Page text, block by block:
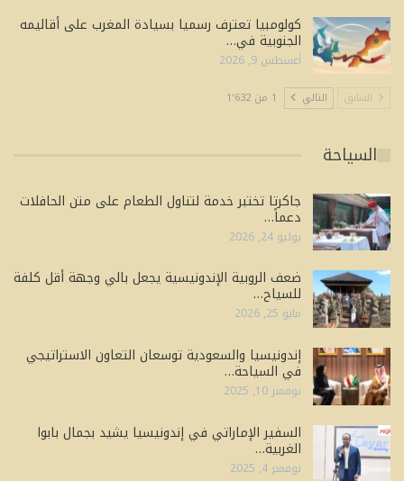
كولومبيا تعترف رسميا بسيادة المغرب على أقاليمه
الجنوبية في…
أغسطس 9, 2026
السابق التالي 1 من 1٬632
السياحة
جاكرتا تختبر خدمة لتناول الطعام على متن الحافلات
دعماً…
يوليو 24, 2026
ضعف الروبية الإندونيسية يجعل بالي وجهة أقل كلفة
للسياح…
مايو 25, 2026
إندونيسيا والسعودية توسعان التعاون الاستراتيجي
في السياحة…
نوفمبر 10, 2025
السفير الإماراتي في إندونيسيا يشيد بجمال بابوا
الغربية…
نوفمبر 4, 2025